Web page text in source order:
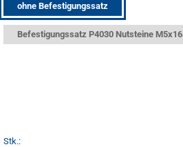
ohne Befestigungssatz
Befestigungssatz P4030 Nutsteine M5x16
Stk.: